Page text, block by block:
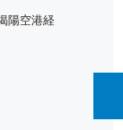
陽空港経